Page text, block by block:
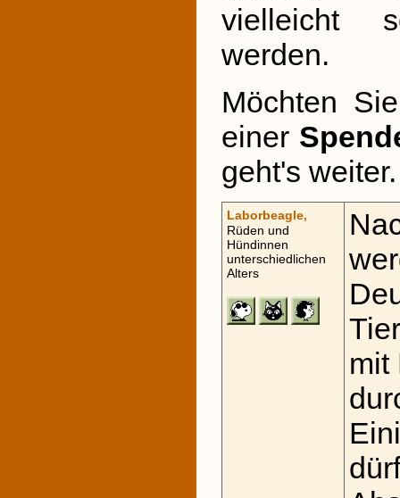
vielleicht
werden.
Möchten
einer
geht's weiter.
Laborbeagle,
Rüden und
Hündinnen
unterschiedlichen
Alters
mit